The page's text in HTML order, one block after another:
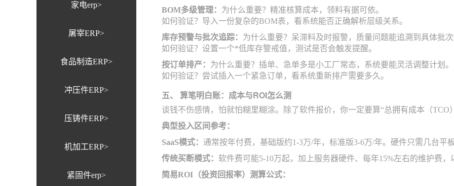
家电erp>
屠宰ERP>
食品制造ERP>
冲压件ERP>
压铸件ERP>
机加工ERP>
紧固件erp>
BOM多级管理： 为什么重要？精准核算成本，领料有据可依。
如何验证？导入一份复杂的BOM表，看系统能否正确解析层级关系。
库存预警与批次追踪： 为什么重要？呆滞料及时报警，质量问题能追溯到具体批次
如何验证？设置一个*低库存警戒值，测试是否会触发提醒。
按订单排产： 为什么重要？插单、急单多是小工厂常态，系统要能灵活调整计划。
如何验证？尝试插入一个紧急订单，看系统重新排产需要多久。
五、 算笔明白账：成本与ROI怎么测
谈钱不伤感情，怕就怕糊里糊涂。除了软件报价，你一定要算“总拥有成本（TCO
典型投入区间参考：
SaaS模式： 通常按年付费，基础版约1-3万/年，标准版3-6万/年。硬件只需几台平
传统买断模式： 软件费可能5-10万起，加上服务器硬件、每年15%左右的维护费，
简易ROI（投资回报率）测算公式：